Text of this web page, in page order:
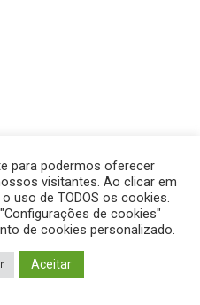
para podermos oferecer
visitantes. Ao clicar em
uso de TODOS os cookies.
de cookies"
de cookies personalizado.
Aceitar